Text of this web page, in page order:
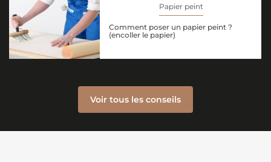
Papier peint
Comment poser un papier peint ?
(encoller le papier)
Voir tous les conseils